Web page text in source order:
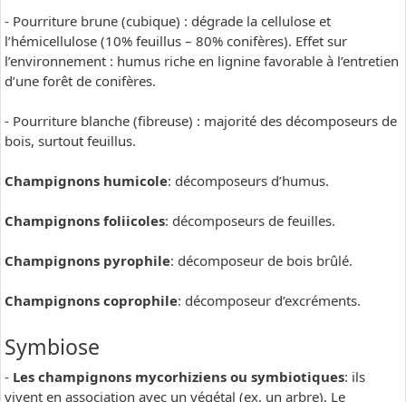
- Pourriture brune (cubique) : dégrade la cellulose et
l’hémicellulose (10% feuillus – 80% conifères). Effet sur
l’environnement : humus riche en lignine favorable à l’entretien
d’une forêt de conifères.
- Pourriture blanche (fibreuse) : majorité des décomposeurs de
bois, surtout feuillus.
Champignons humicole: décomposeurs d’humus.
Champignons foliicoles: décomposeurs de feuilles.
Champignons pyrophile: décomposeur de bois brûlé.
Champignons coprophile: décomposeur d’excréments.
Symbiose
- Les champignons mycorhiziens ou symbiotiques: ils
vivent en association avec un végétal (ex. un arbre). Le